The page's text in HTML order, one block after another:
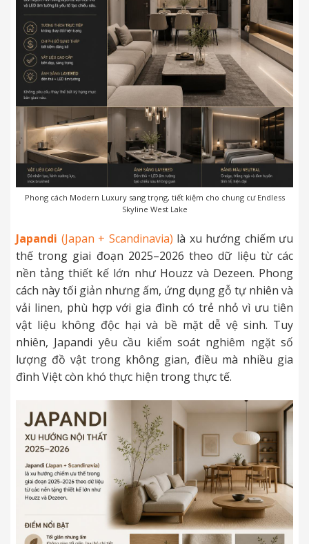
Phong cách Modern Luxury sang trọng, tiết kiệm cho chung cư Endless
Skyline West Lake
Japandi (Japan + Scandinavia) là xu hướng chiếm ưu
thế trong giai đoạn 2025–2026 theo dữ liệu từ các
nền tảng thiết kế lớn như Houzz và Dezeen. Phong
cách này tối giản nhưng ấm, ứng dụng gỗ tự nhiên và
vải linen, phù hợp với gia đình có trẻ nhỏ vì ưu tiên
vật liệu không độc hại và bề mặt dễ vệ sinh. Tuy
nhiên, Japandi yêu cầu kiểm soát nghiêm ngặt số
lượng đồ vật trong không gian, điều mà nhiều gia
đình Việt còn khó thực hiện trong thực tế.